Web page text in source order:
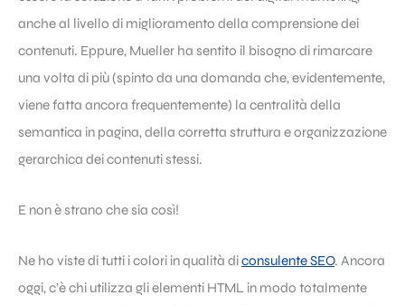
anche al livello di miglioramento della comprensione dei
contenuti. Eppure, Mueller ha sentito il bisogno di rimarcare
una volta di più (spinto da una domanda che, evidentemente,
viene fatta ancora frequentemente) la centralità della
semantica in pagina, della corretta struttura e organizzazione
gerarchica dei contenuti stessi.
E non è strano che sia così!
Ne ho viste di tutti i colori in qualità diconsulente SEO. Ancora
oggi, c’è chi utilizza gli elementi HTML in modo totalmente